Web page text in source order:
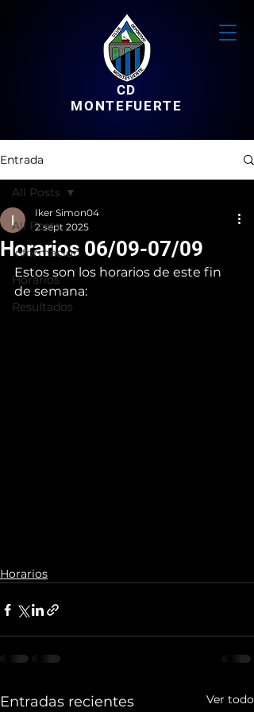
CD
MONTEFUERTE
Entrada
All Posts
Informacion
Horarios
Resultados
All Posts
Horarios 06/09-07/09
Iker Simon04
2 sept 2025
Estos son los horarios de este fin
de semana:
Horarios
Entradas recientes Ver todo